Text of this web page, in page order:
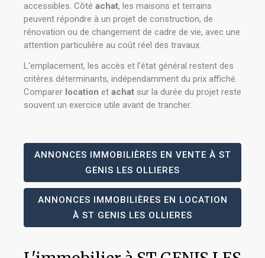
accessibles. Côté achat, les maisons et terrains
peuvent répondre à un projet de construction, de
rénovation ou de changement de cadre de vie, avec une
attention particulière au coût réel des travaux.
L'emplacement, les accès et l'état général restent des
critères déterminants, indépendamment du prix affiché.
Comparer location et achat sur la durée du projet reste
souvent un exercice utile avant de trancher.
ANNONCES IMMOBILIÈRES EN VENTE À ST
GENIS LES OLLIERES
ANNONCES IMMOBILIÈRES EN LOCATION
À ST GENIS LES OLLIERES